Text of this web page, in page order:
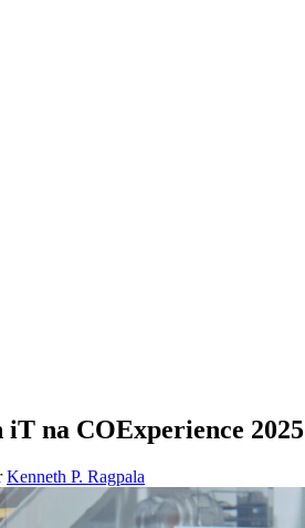
na COExperience 2025
Kenneth P. Ragpala